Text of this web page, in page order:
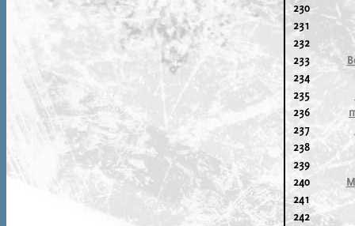
230
231
232
233
234
235
236
237
238
239
240
241
242